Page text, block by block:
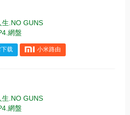
.NO GUNS
網盤
载 小米路由
.NO GUNS
網盤